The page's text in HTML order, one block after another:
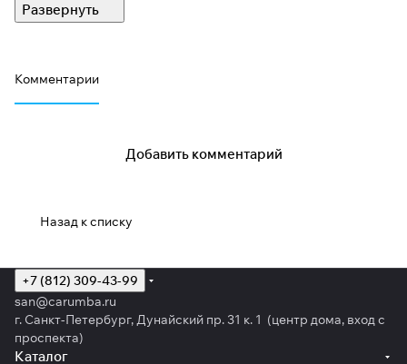
С 1974 года продукция Midland распространяется на
другое радиокоммуникационное оборудование.
Комментарии
Добавить комментарий
Назад к списку
+7 (812) 309-43-99
san@carumba.ru
г. Санкт-Петербург, Дунайский пр. 31 к. 1 (центр дома, вход с
проспекта)
Каталог